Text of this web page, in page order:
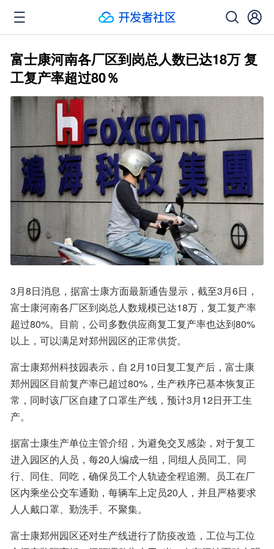
富士康河南各厂区到岗总人数已达18万 复
工复产率超过80％
3月8日消息，据富士康方面最新通告显示，截至3月6日，
富士康河南各厂区到岗总人数规模已达18万，复工复产率
超过80%。目前，公司多数供应商复工复产率也达到80%
以上，可以满足对郑州园区的正常供货。
富士康郑州科技园表示，自 2月10日复工复产后，富士康
郑州园区目前复产率已超过80%，生产秩序已基本恢复正
常，同时该厂区自建了口罩生产线，预计3月12日开工生
产。
据富士康生产单位主管介绍，为避免交叉感染，对于复工
进入园区的人员，每20人编成一组，同组人员同工、同
行、同住、同吃，确保员工个人轨迹全程追溯。员工在厂
区内乘坐公交车通勤，每辆车上定员20人，并且严格要求
人人戴口罩、勤洗手、不聚集。
富士康郑州园区还对生产线进行了防疫改造，工位与工位